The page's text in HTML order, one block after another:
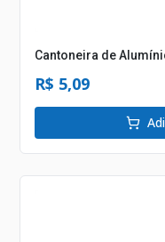
Cantoneira de
R$ 5,09